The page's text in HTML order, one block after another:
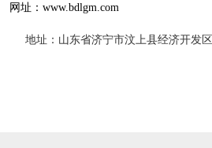
网址：www.bdlgm.com
地址：山东省济宁市汶上县经济开发区